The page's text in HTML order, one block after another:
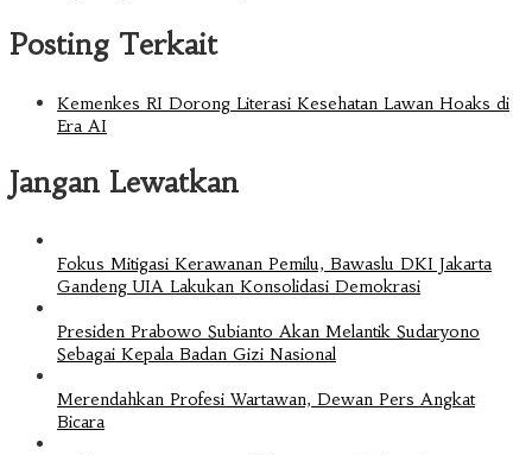
Posting Terkait
Kemenkes RI Dorong Literasi Kesehatan Lawan Hoaks di
Era AI
Jangan Lewatkan
Fokus Mitigasi Kerawanan Pemilu, Bawaslu DKI Jakarta
Gandeng UIA Lakukan Konsolidasi Demokrasi
Presiden Prabowo Subianto Akan Melantik Sudaryono
Sebagai Kepala Badan Gizi Nasional
Merendahkan Profesi Wartawan, Dewan Pers Angkat
Bicara